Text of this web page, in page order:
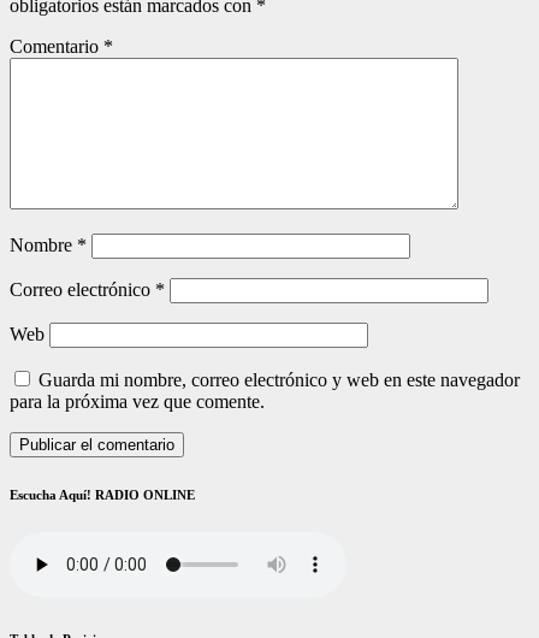
obligatorios están marcados con *
Comentario *
Nombre *
Correo electrónico *
Web
Guarda mi nombre, correo electrónico y web en este navegador
para la próxima vez que comente.
Escucha Aquí! RADIO ONLINE